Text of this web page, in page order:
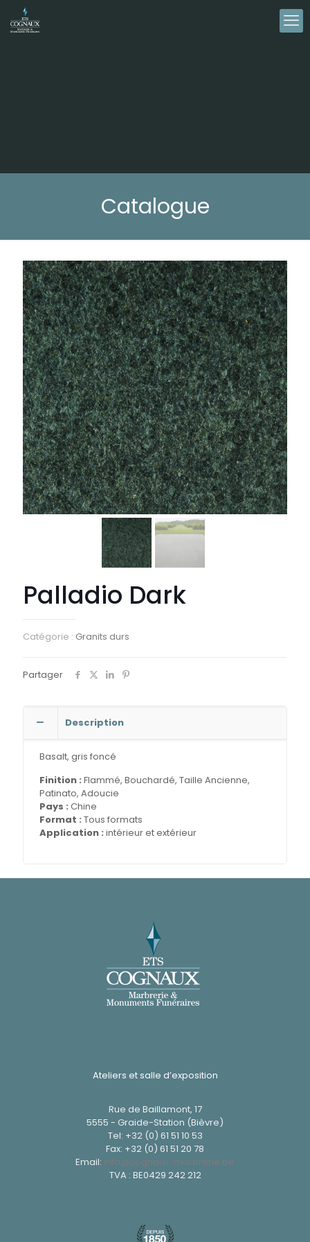
Catalogue
Palladio Dark
Catégorie : Granits durs
Partager
Description
Basalt, gris foncé
Finition : Flammé, Bouchardé, Taille Ancienne,
Patinato, Adoucie
Pays : Chine
Format : Tous formats
Application : intérieur et extérieur
Ateliers et salle d’exposition
Rue de Baillamont, 17
5555 - Graide-Station (Bièvre)
Tel: +32 (0) 61 51 10 53
Fax: +32 (0) 61 51 20 78
Email: info@cognaux-marbrerie.be
TVA : BE0429 242 212